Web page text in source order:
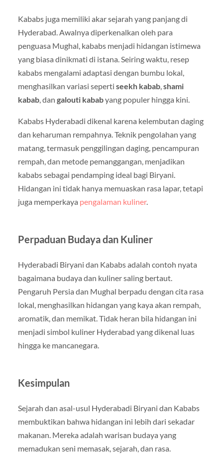
Kababs juga memiliki akar sejarah yang panjang di
Hyderabad. Awalnya diperkenalkan oleh para
penguasa Mughal, kababs menjadi hidangan istimewa
yang biasa dinikmati di istana. Seiring waktu, resep
kababs mengalami adaptasi dengan bumbu lokal,
menghasilkan variasi seperti seekh kabab, shami
kabab, dan galouti kababyang populer hingga kini.
Kababs Hyderabadi dikenal karena kelembutan daging
dan keharuman rempahnya. Teknik pengolahan yang
matang, termasuk penggilingan daging, pencampuran
rempah, dan metode pemanggangan, menjadikan
kababs sebagai pendamping ideal bagi Biryani.
Hidangan ini tidak hanya memuaskan rasa lapar, tetapi
juga memperkaya pengalaman kuliner.
Perpaduan Budaya dan Kuliner
Hyderabadi Biryani dan Kababs adalah contoh nyata
bagaimana budaya dan kuliner saling bertaut.
Pengaruh Persia dan Mughal berpadu dengan cita rasa
lokal, menghasilkan hidangan yang kaya akan rempah,
aromatik, dan memikat. Tidak heran bila hidangan ini
menjadi simbol kuliner Hyderabad yang dikenal luas
hingga ke mancanegara.
Kesimpulan
Sejarah dan asal-usul Hyderabadi Biryani dan Kababs
membuktikan bahwa hidangan ini lebih dari sekadar
makanan. Mereka adalah warisan budaya yang
memadukan seni memasak, sejarah, dan rasa.